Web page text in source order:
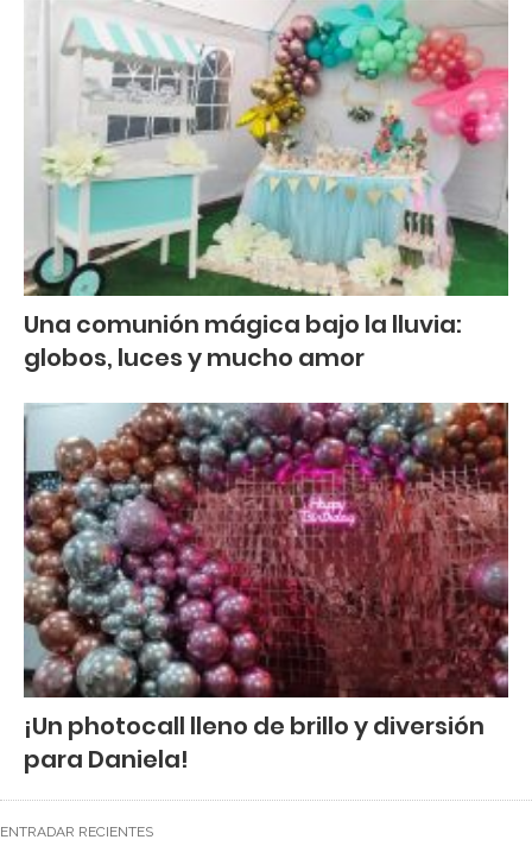
Una comunión mágica bajo la lluvia:
globos, luces y mucho amor
¡Un photocall lleno de brillo y diversión
para Daniela!
ENTRADAR RECIENTES